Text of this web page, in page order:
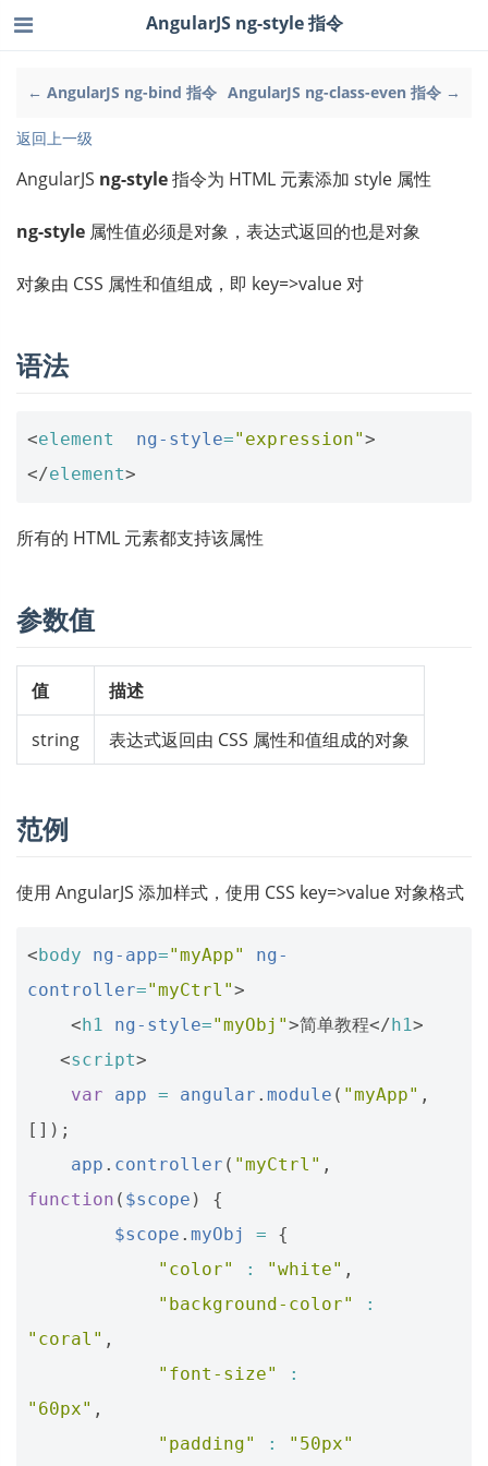
← AngularJS ng-bind 指令 AngularJS ng-class-even 指令 →
AngularJS ng-style 指令
返回上一级
AngularJS ng-style指令为 HTML 元素添加 style 属性
ng-style 属性值必须是对象，表达式返回的也是对象
对象由 CSS 属性和值组成，即 key=>value 对
语法
<element ng-style="expression">
</element>
所有的 HTML 元素都支持该属性
参数值
值 描述
string 表达式返回由 CSS 属性和值组成的对象
范例
使用 AngularJS 添加样式，使用 CSS key=>value 对象格式
<body ng-app="myApp"
ng-
controller="myCtrl">
<h1 ng-style="myObj">简单教程</h1>
<script>
var
app = angular . module ( "myApp" ,
[]);
app . controller ( "myCtrl" ,
function ( $scope )
{
$scope . myObj =
{
"color"
: "white" ,
"background-color"
:
"coral" ,
"font-size"
:
"60px" ,
"padding"
: "50px"